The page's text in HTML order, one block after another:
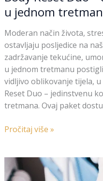
u jednom
Moderan način života,
ostavljaju posljedice na
zadržavanje tekućine,
u jednom tretmanu
vidljivo oblikovanje tijela,
Reset Duo – jedinstvenu
tretmana. Ovaj paket
Pročitaj više »
Kriolipoliza
–